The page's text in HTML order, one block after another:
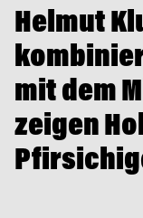
Helmut
mit dem
zeigen